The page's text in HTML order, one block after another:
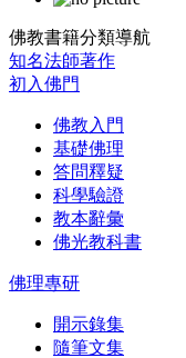
佛教書籍分類導航
知名法師著作
初入佛門
佛教入門
基礎佛理
答問釋疑
科學驗證
教本辭彙
佛光教科書
佛理專研
開示錄集
隨筆文集